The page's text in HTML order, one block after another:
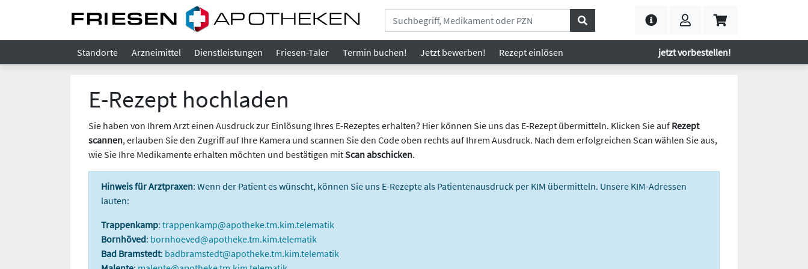
Standorte Arzneimittel Dienstleistungen Friesen-Taler Termin buchen! Jetzt bewerben! Rezepteinlösen jetzt vorbestellen!
E-Rezept hochladen
Sie haben von Ihrem Arzt einen Ausdruck zur Einlösung Ihres E-Rezeptes erhalten? Hier können Sie uns das E-Rezept übermitteln. Klicken Sie auf Rezept
scannen, erlauben Sie den Zugriff auf Ihre Kamera und scannen Sie den Code oben rechts auf Ihrem Ausdruck. Nach dem erfolgreichen Scan wählen Sie aus,
wie Sie Ihre Medikamente erhalten möchten und bestätigen mitScan abschicken.
Hinweis für Arztpraxen: Wenn der Patient es wünscht, können Sie uns E-Rezepte als Patientenausdruck per KIM übermitteln. Unsere KIM-Adressen
lauten:
Trappenkamp: trappenkamp@apotheke.tm.kim.telematik
Bornhöved: bornhoeved@apotheke.tm.kim.telematik
Bad Bramstedt: badbramstedt@apotheke.tm.kim.telematik